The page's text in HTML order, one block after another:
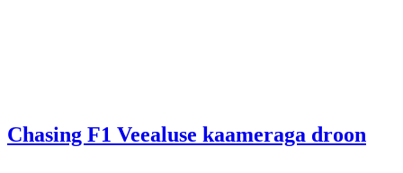
Chasing F1 Veealuse kaameraga droon